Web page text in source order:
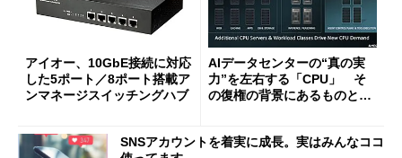
アイオー、10GbE接続に対応
した5ポート／8ポート搭載ア
ンマネージスイッチングハブ
AIデータセンターの“真の実
力”を左右する「CPU」 そ
の復権の背景にあるものと
SNSアカウントを着実に成長。実はみんなココ